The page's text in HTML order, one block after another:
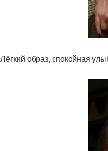
Лёгкий образ, спокойная